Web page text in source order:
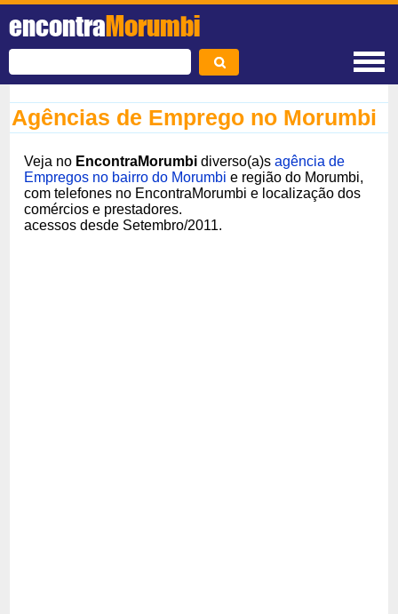
encontraMorumbi
Agências de Emprego no Morumbi
Veja no EncontraMorumbi diverso(a)sagência de
Empregos no bairro do Morumbi e região do Morumbi,
com telefones no EncontraMorumbi e localização dos
comércios e prestadores.
acessos desde Setembro/2011.